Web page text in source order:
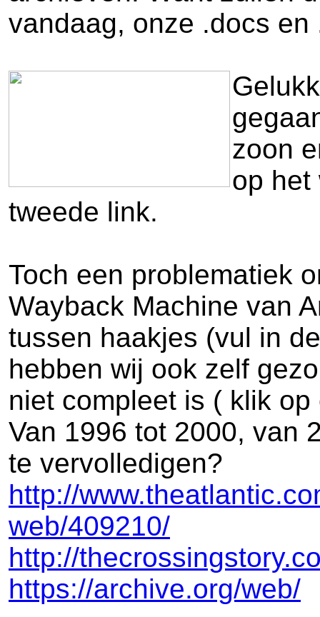
vandaag, onze .docs
zoon
op het
tweede link.
Toch een problematiek
Wayback Machine van
tussen haakjes (vul in
hebben wij ook zelf
niet compleet is ( klik
Van 1996 tot 2000, van
te vervolledigen?
http://
web/409210/
http://
https://archive.org/web/